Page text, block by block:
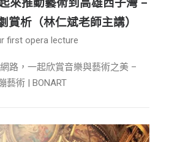
來推動藝術到高雄西子灣 –
賞析（林仁斌老師主講）
first opera lecture
路，一起欣賞音樂與藝術之美 –
藝術 | BONART